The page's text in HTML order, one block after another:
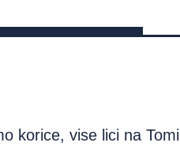
korice, vise lici na